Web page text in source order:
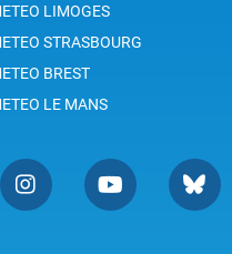
LIMOGES
STRASBOURG
BREST
LE MANS